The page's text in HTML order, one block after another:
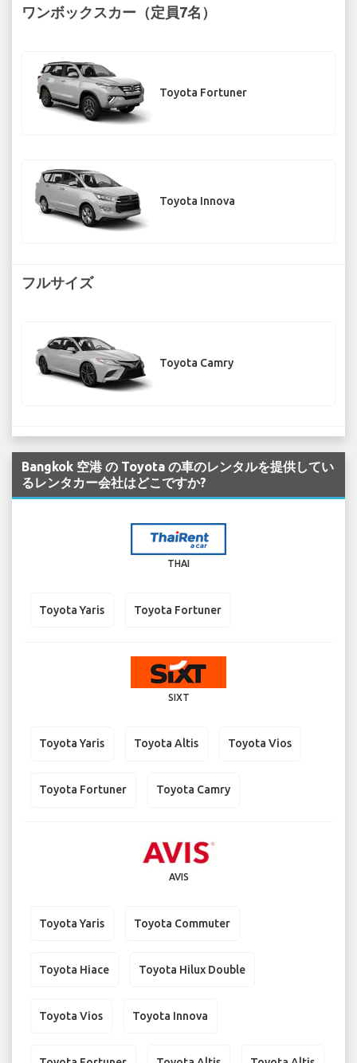
ワンボックスカー（定員7名）
Toyota Fortuner
Toyota Innova
フルサイズ
Toyota Camry
Bangkok 空港 の Toyota の車のレンタルを提供してい
るレンタカー会社はどこですか?
THAI
Toyota Yaris Toyota Fortuner
SIXT
Toyota Yaris Toyota Altis Toyota Vios
Toyota Fortuner Toyota Camry
AVIS
Toyota Yaris Toyota Commuter
Toyota Hiace Toyota Hilux Double
Toyota Vios Toyota Innova